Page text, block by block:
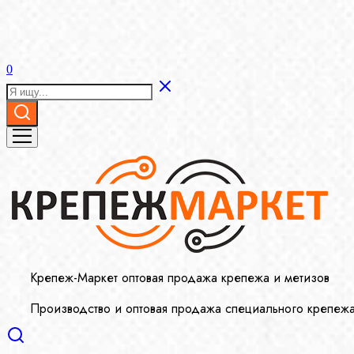
0
Крепеж-Маркет оптовая продажа крепежа и метизов
Производство и оптовая продажа специального